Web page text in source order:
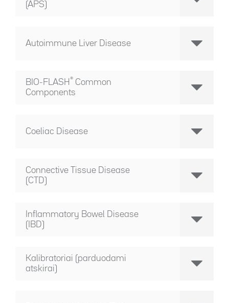
(APS)
Autoimmune Liver Disease
BIO-FLASH® Common
Components
Coeliac Disease
Connective Tissue Disease
(CTD)
Inflammatory Bowel Disease
(IBD)
Kalibratoriai (parduodami
atskirai)